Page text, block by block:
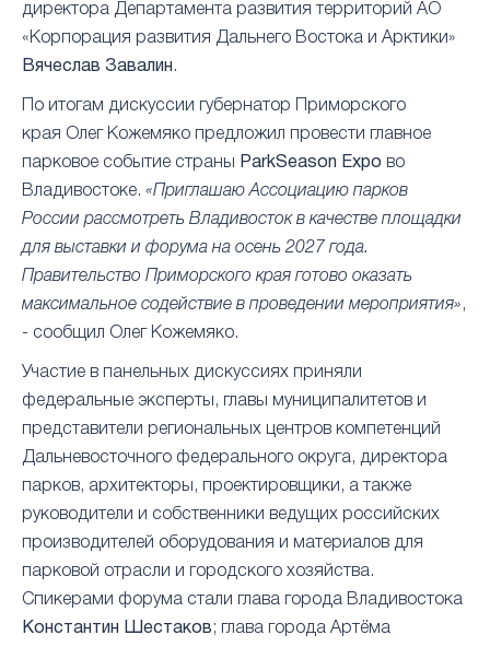
директора Департамента развития территорий АО
«Корпорация развития Дальнего Востока и Арктики»
Вячеслав Завалин .
По итогам дискуссии губернатор Приморского
края Олег Кожемяко предложил провести главное
парковое событие страны ParkSeason Expo во
Владивостоке. «Приглашаю Ассоциацию парков
России рассмотреть Владивосток в качестве площадки
для выставки и форума на осень 2027 года.
Правительство Приморского края готово оказать
максимальное содействие в проведении мероприятия» ,
- сообщил Олег Кожемяко.
Участие в панельных дискуссиях приняли
федеральные эксперты, главы муниципалитетов и
представители региональных центров компетенций
Дальневосточного федерального округа, директора
парков, архитекторы, проектировщики, а также
руководители и собственники ведущих российских
производителей оборудования и материалов для
парковой отрасли и городского хозяйства.
Спикерами форума стали глава города Владивостока
Константин Шестаков ; глава города Артёма